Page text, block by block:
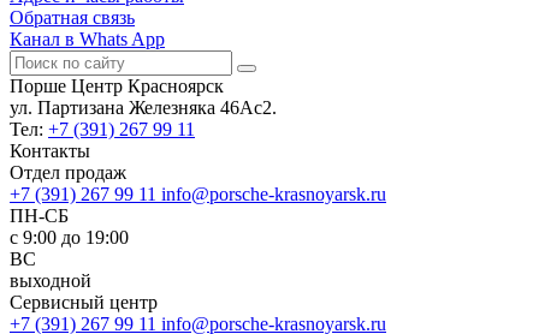
Обратная связь
Канал в Whats App
Порше Центр Красноярск
ул. Партизана Железняка 46Ас2.
Тел: +7 (391) 267 99 11
Контакты
Отдел продаж
+7 (391) 267 99 11 info@porsche-krasnoyarsk.ru
ПН-СБ
c 9:00 до 19:00
ВС
выходной
Сервисный центр
+7 (391) 267 99 11 info@porsche-krasnoyarsk.ru